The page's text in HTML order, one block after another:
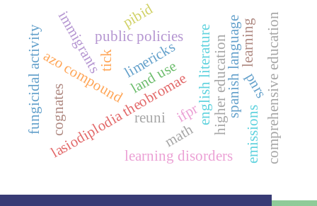
english literature
limericks
ifpr
lasiodiplodia theobromae
azo compound
fungicidal activity public policies higher education
reuni
cognates spanish language
immigrants
pnrs
emissionscomprehensive education
land use
tick
pibid
learning
math
learning disorders